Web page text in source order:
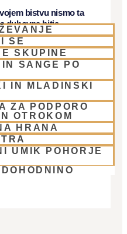
SE
SKUPINE
SANGE PO
IN MLADINSKI
ZA PODPORO
OTROKOM
HRANA
UMIK POHORJE
bistvu nismo ta
duhovna bitja.
gite nas uči, da smo
iskra božanske
v fizičnem telesu. Atma
koraku jo spremlja
ki je prisotna v srcu
prijatelj, ki nas vodi.
iščemo, čeprav se tega